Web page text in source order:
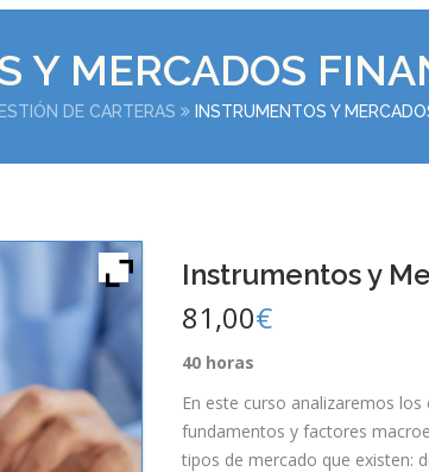
Y MERCADOS
DE CARTERAS INSTRUMENTOS Y
Instrumentos y
81,00€
40 horas
En este curso analizaremos
fundamentos y factores
tipos de mercado que existen: